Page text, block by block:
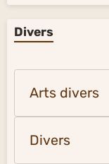
Divers
Arts divers
Divers